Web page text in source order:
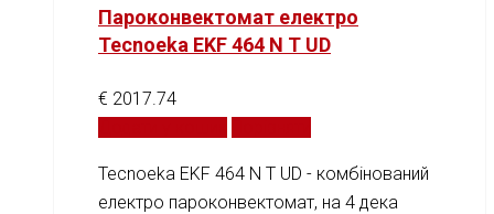
Пароконвектомат електро
Tecnoeka EKF 464 N T UD
€ 2017.74
Tecnoeka EKF 464 N T UD - комбінований
електро пароконвектомат, на 4 дека